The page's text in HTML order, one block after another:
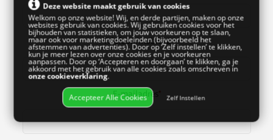
Telefoon/mobiel 2
E-mailadres
Deze website maakt gebruik van cookies
Welkom op onze website! Wij, en derde partijen, maken op onze
websites gebruik van cookies. Wij gebruiken cookies voor het
bijhouden van statistieken, om jouw voorkeuren op te slaan,
maar ook voor marketingdoeleinden (bijvoorbeeld het
afstemmen van advertenties). Door op ‘Zelf instellen’ te klikken,
kun je meer lezen over onze cookies en je voorkeuren
aanpassen. Door op ‘Accepteren en doorgaan’ te klikken, ga je
akkoord met het gebruik van alle cookies zoals omschreven in
onze cookieverklaring.
Accepteer Alle Cookies Zelf Instellen